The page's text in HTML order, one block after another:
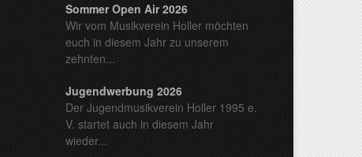
Sommer Open Air 2026
Wir vom Musikverein Holler möchten
euch in diesem Jahr zu unserem
zehnten...
Jugendwerbung 2026
Der Jugendmusikverein Holler 1995 e.
V. startet auch in diesem Jahr
wieder...